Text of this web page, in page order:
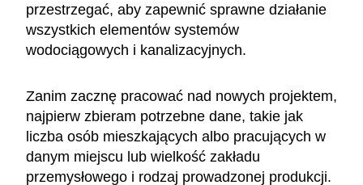
przestrzegać, aby zapewnić sprawne działanie
wszystkich elementów systemów
wodociągowych i kanalizacyjnych.
Zanim zacznę pracować nad nowych projektem,
najpierw zbieram potrzebne dane, takie jak
liczba osób mieszkających albo pracujących w
danym miejscu lub wielkość zakładu
przemysłowego i rodzaj prowadzonej produkcji.